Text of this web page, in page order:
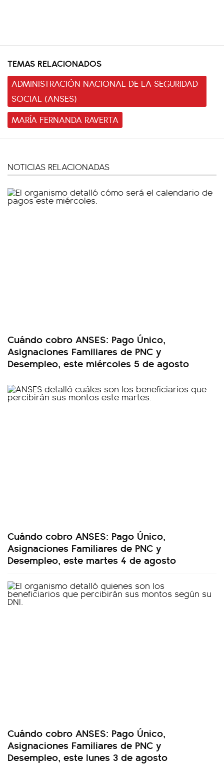
TEMAS RELACIONADOS
ADMINISTRACIÓN NACIONAL DE LA SEGURIDAD
SOCIAL (ANSES)
MARÍA FERNANDA RAVERTA
NOTICIAS RELACIONADAS
Cuándo cobro ANSES: Pago Único,
Asignaciones Familiares de PNC y
Desempleo, este miércoles 5 de agosto
Cuándo cobro ANSES: Pago Único,
Asignaciones Familiares de PNC y
Desempleo, este martes 4 de agosto
Cuándo cobro ANSES: Pago Único,
Asignaciones Familiares de PNC y
Desempleo, este lunes 3 de agosto